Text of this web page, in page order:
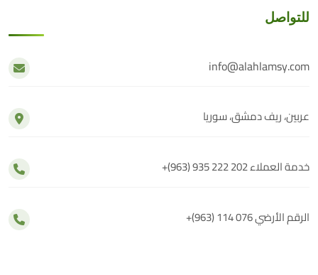
للتواصل
info@alahlamsy.com
عربين، ريف دمشق، سوريا
+(963) 935 222 202خدمة العملاء
+(963) 114 076الرقم الأرضي